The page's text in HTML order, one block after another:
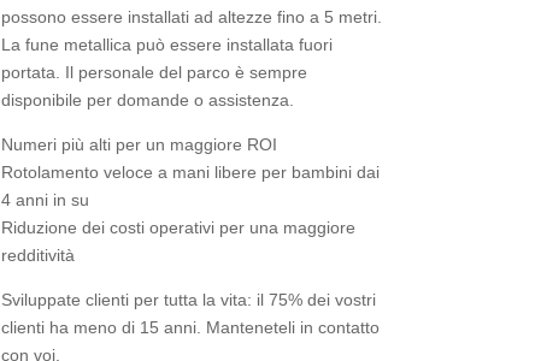
possono essere installati ad altezze fino a 5 metri.
La fune metallica può essere installata fuori
portata. Il personale del parco è sempre
disponibile per domande o assistenza.
Numeri più alti per un maggiore ROI
Rotolamento veloce a mani libere per bambini dai
4 anni in su
Riduzione dei costi operativi per una maggiore
redditività
Sviluppate clienti per tutta la vita: il 75% dei vostri
clienti ha meno di 15 anni. Manteneteli in contatto
con voi.